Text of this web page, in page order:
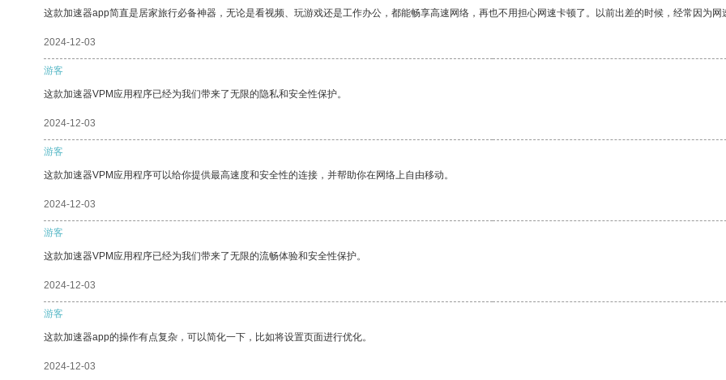
这款加速器app简直是居家旅行必备神器，无论是看视频、玩游戏还是工作办公，都能畅享高速网络，再也不用担心网速卡顿了。以前出差的时候，经常因为
2024-12-03
游客
这款加速器VPM应用程序已经为我们带来了无限的隐私和安全性保护。
2024-12-03
游客
这款加速器VPM应用程序可以给你提供最高速度和安全性的连接，并帮助你在网络上自由移动。
2024-12-03
游客
这款加速器VPM应用程序已经为我们带来了无限的流畅体验和安全性保护。
2024-12-03
游客
这款加速器app的操作有点复杂，可以简化一下，比如将设置页面进行优化。
2024-12-03